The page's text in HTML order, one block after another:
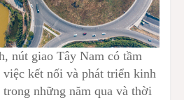
nút giao Tây Nam có tầm
kết nối và phát triển kinh
những năm qua và thời